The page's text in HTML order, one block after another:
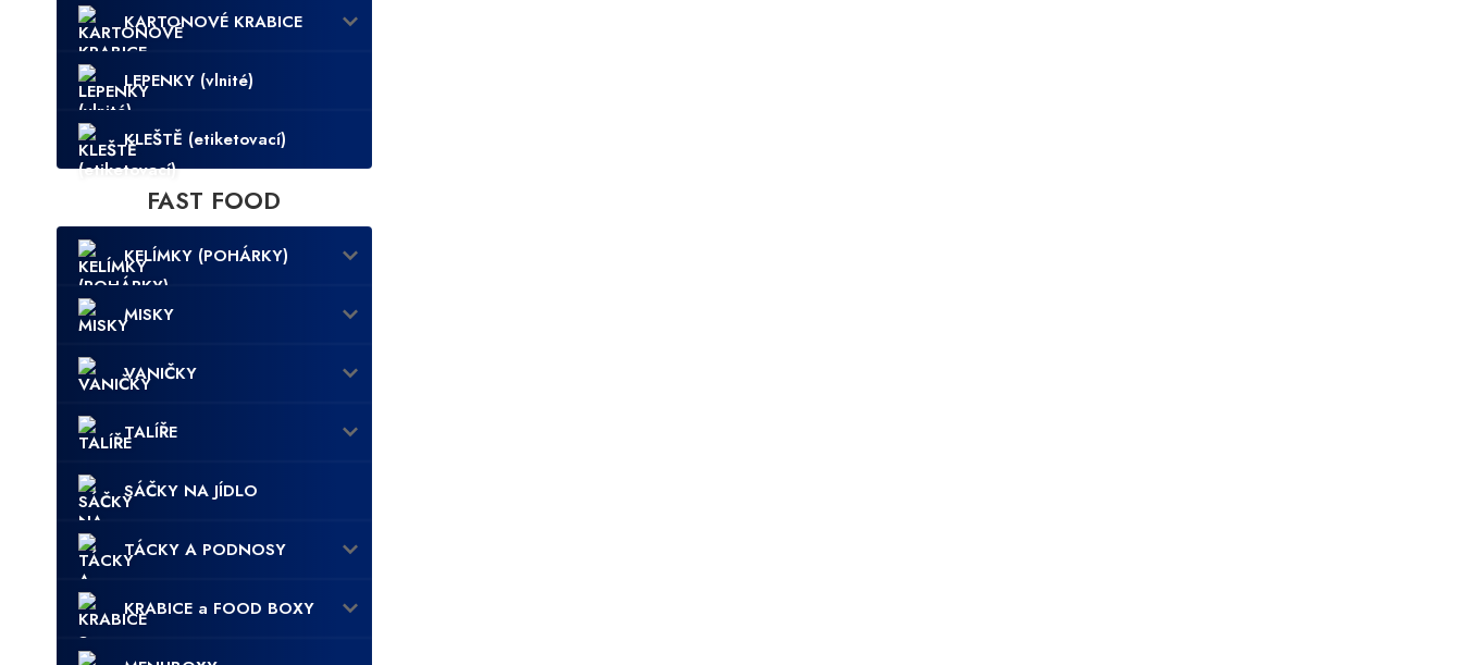
KARTONOVÉ KRABICE
LEPENKY (vlnité)
KLEŠTĚ (etiketovací)
FAST FOOD
KELÍMKY (POHÁRKY)
MISKY
VANIČKY
TALÍŘE
SÁČKY NA JÍDLO
TÁCKY A PODNOSY
KRABICE a FOOD BOXY